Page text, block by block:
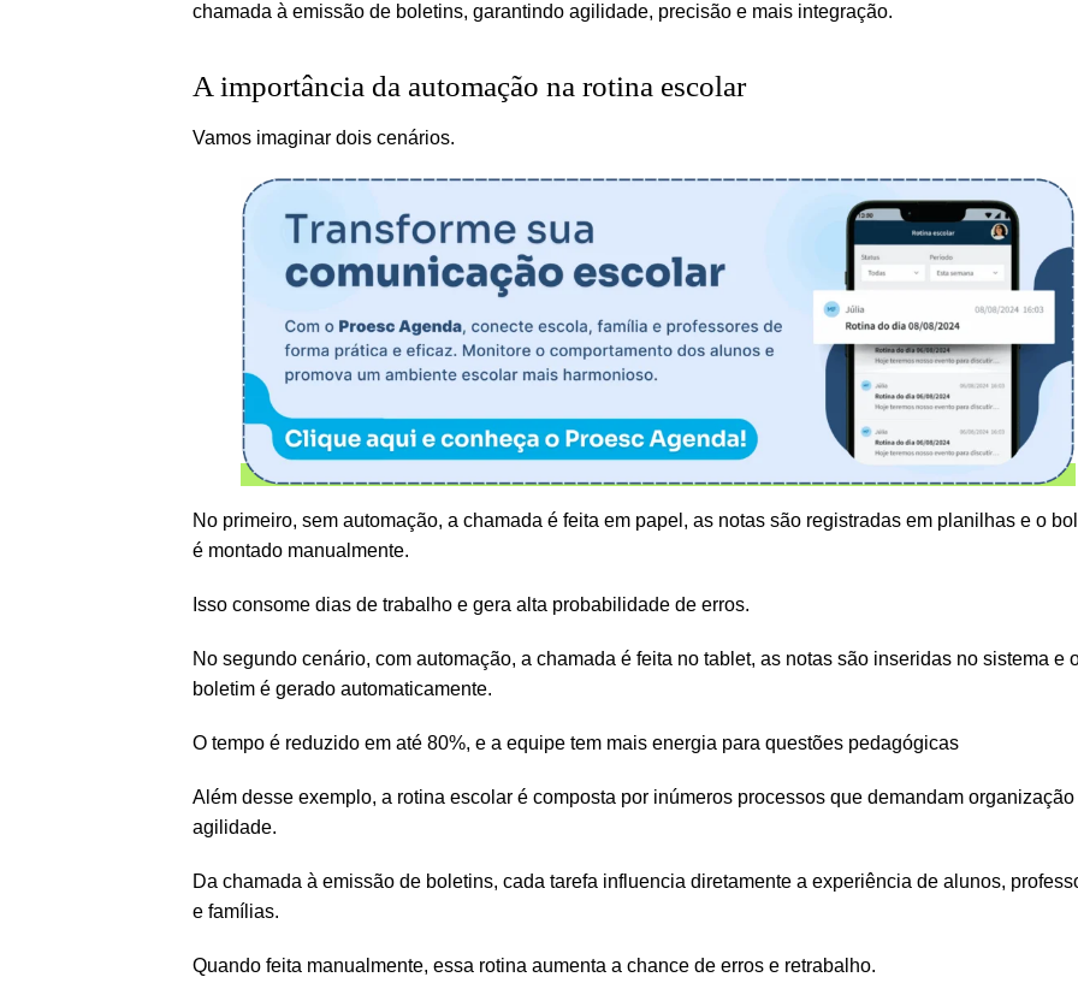
chamada à emissão de boletins, garantindo agilidade, precisão e mais integração.
A importância da automação na rotina escolar
Vamos imaginar dois cenários.
No primeiro, sem automação, a chamada é feita em papel, as notas são registradas em planilhas e o
é montado manualmente.
Isso consome dias de trabalho e gera alta probabilidade de erros.
No segundo cenário, com automação, a chamada é feita no tablet, as notas são inseridas no sistema e
boletim é gerado automaticamente.
O tempo é reduzido em até 80%, e a equipe tem mais energia para questões pedagógicas
Além desse exemplo, a rotina escolar é composta por inúmeros processos que demandam organização
agilidade.
Da chamada à emissão de boletins, cada tarefa influencia diretamente a experiência de alunos,
e famílias.
Quando feita manualmente, essa rotina aumenta a chance de erros e retrabalho.